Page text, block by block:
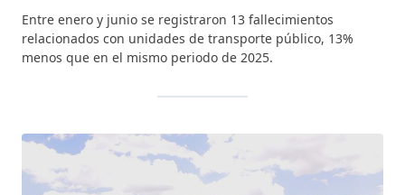
Entre enero y junio se registraron 13 fallecimientos
relacionados con unidades de transporte público, 13%
menos que en el mismo periodo de 2025.